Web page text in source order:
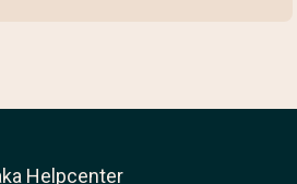
Helpcenter